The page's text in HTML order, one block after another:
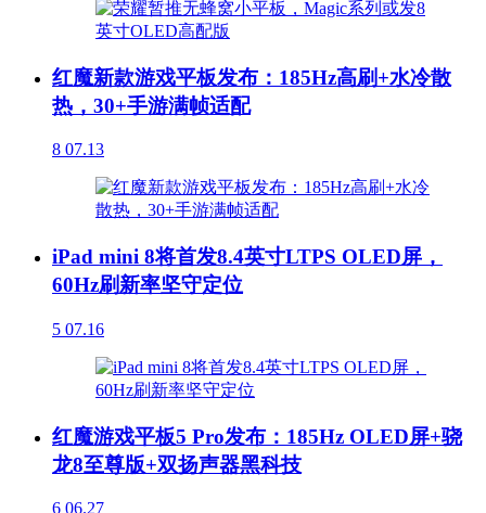
红魔新款游戏平板发布：185Hz高刷+水冷散
热，30+手游满帧适配
8 07.13
iPad mini 8将首发8.4英寸LTPS OLED屏，
60Hz刷新率坚守定位
5 07.16
红魔游戏平板5 Pro发布：185Hz OLED屏+骁
龙8至尊版+双扬声器黑科技
6 06.27